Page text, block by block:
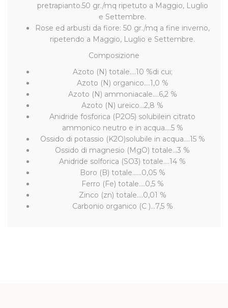
pretrapianto.50 gr./mq ripetuto a Maggio, Luglio
e Settembre.
Rose ed arbusti da fiore: 50 gr./mq a fine inverno,
ripetendo a Maggio, Luglio e Settembre.
Composizione
Azoto (N) totale....10 %di cui;
Azoto (N) organico....1,0 %
Azoto (N) ammoniacale....6,2 %
Azoto (N) ureico...2,8 %
Anidride fosforica (P2O5) solubilein citrato
ammonico neutro e in acqua....5 %
Ossido di potassio (K2O)solubile in acqua....15 %
Ossido di magnesio (MgO) totale...3 %
Anidride solforica (SO3) totale....14 %
Boro (B) totale......0,05 %
Ferro (Fe) totale....0,5 %
Zinco (zn) totale....0,01 %
Carbonio organico (C )...7,5 %